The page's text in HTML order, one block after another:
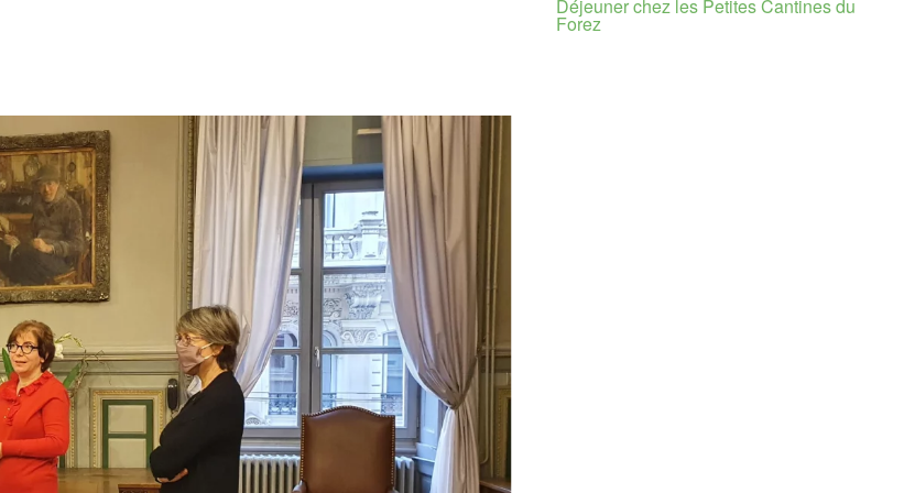
Déjeuner chez les Petites Cantines du
Forez